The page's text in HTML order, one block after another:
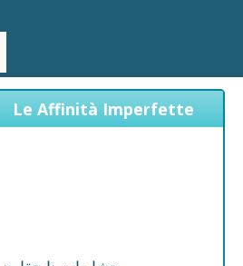
Le Affinità Imperfette